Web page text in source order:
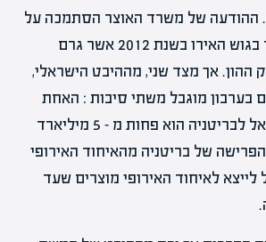
ההודעה של משרד האוצר הסתמכה על
ניסיון העבר, המשבר בגוש האירו בשנת 2012 אשר גרם
ההון. אך מצד שני, מההיבט הישראלי,
בערבון מוגבל משתי סיבות : האחת
היא שהיצוא של ישראל לבריטניה הוא פחות מ – 5 מיליארד
של בריטניה מהאיחוד האירופי
לייצא לאיחוד האירופי מוצרים שעד